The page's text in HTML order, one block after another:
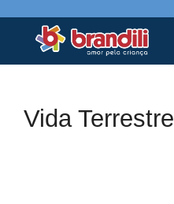
Vida Terrestre